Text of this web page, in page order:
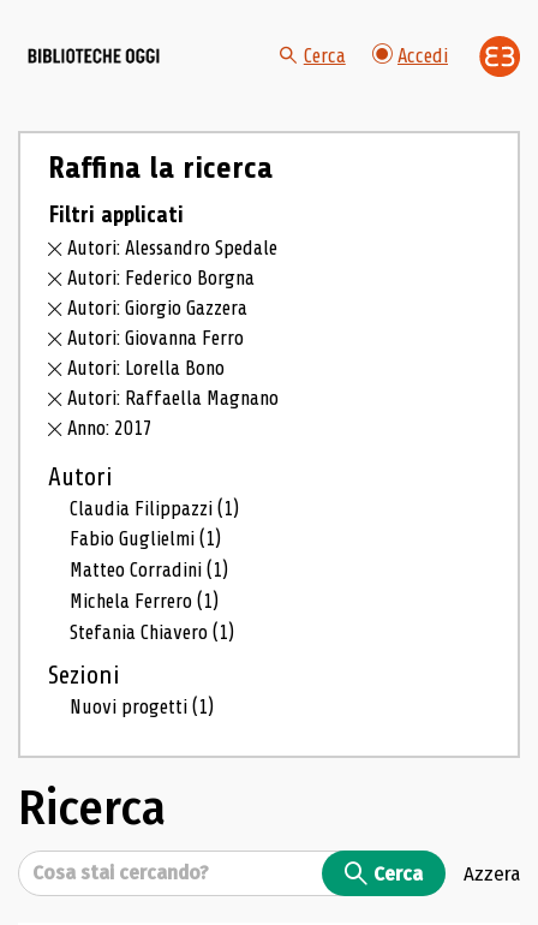
Cerca Accedi
Raffina la ricerca
Filtri applicati
Autori: Alessandro Spedale
Autori: Federico Borgna
Autori: Giorgio Gazzera
Autori: Giovanna Ferro
Autori: Lorella Bono
Autori: Raffaella Magnano
Anno: 2017
Autori
Claudia Filippazzi(1)
Fabio Guglielmi(1)
Matteo Corradini(1)
Michela Ferrero(1)
Stefania Chiavero(1)
Sezioni
Nuovi progetti(1)
Ricerca
Cerca Cerca Azzera